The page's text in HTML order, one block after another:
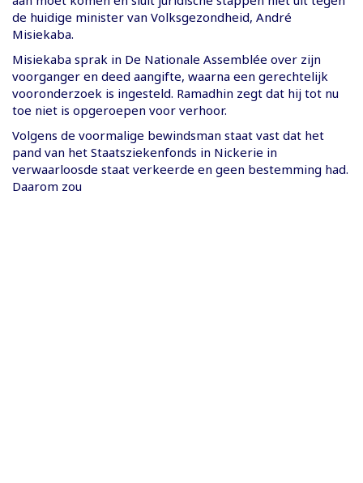
de huidige minister van Volksgezondheid, André
Misiekaba.
Misiekaba sprak in De Nationale Assemblée over zijn
voorganger en deed aangifte, waarna een gerechtelijk
vooronderzoek is ingesteld. Ramadhin zegt dat hij tot nu
toe niet is opgeroepen voor verhoor.
Volgens de voormalige bewindsman staat vast dat het
pand van het Staatsziekenfonds in Nickerie in
verwaarloosde staat verkeerde en geen bestemming had.
Daarom zou